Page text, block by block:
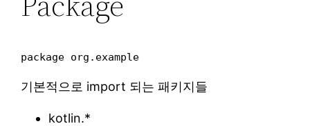
기본적으로 import 되는 패키지들
kotlin.*